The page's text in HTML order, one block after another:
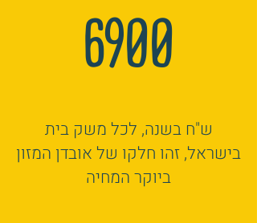
6900
ש"ח בשנה, לכל משק בית
בישראל, זהו חלקו של אובדן המזון
ביוקר המחיה